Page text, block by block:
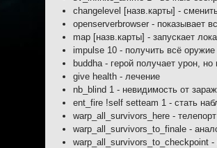
changelevel [назв.карты] -
openserverbrowser - показывает
map [назв.карты] - запускает
impulse 10 - получить всё
buddha - герой получает урон, но
give health - лечение
nb_blind 1 - невидимость от
ent_fire !self setteam 1 - стать
warp_all_survivors_here -
warp_all_survivors_to_finale -
warp_all_survivors_to_checkpoint